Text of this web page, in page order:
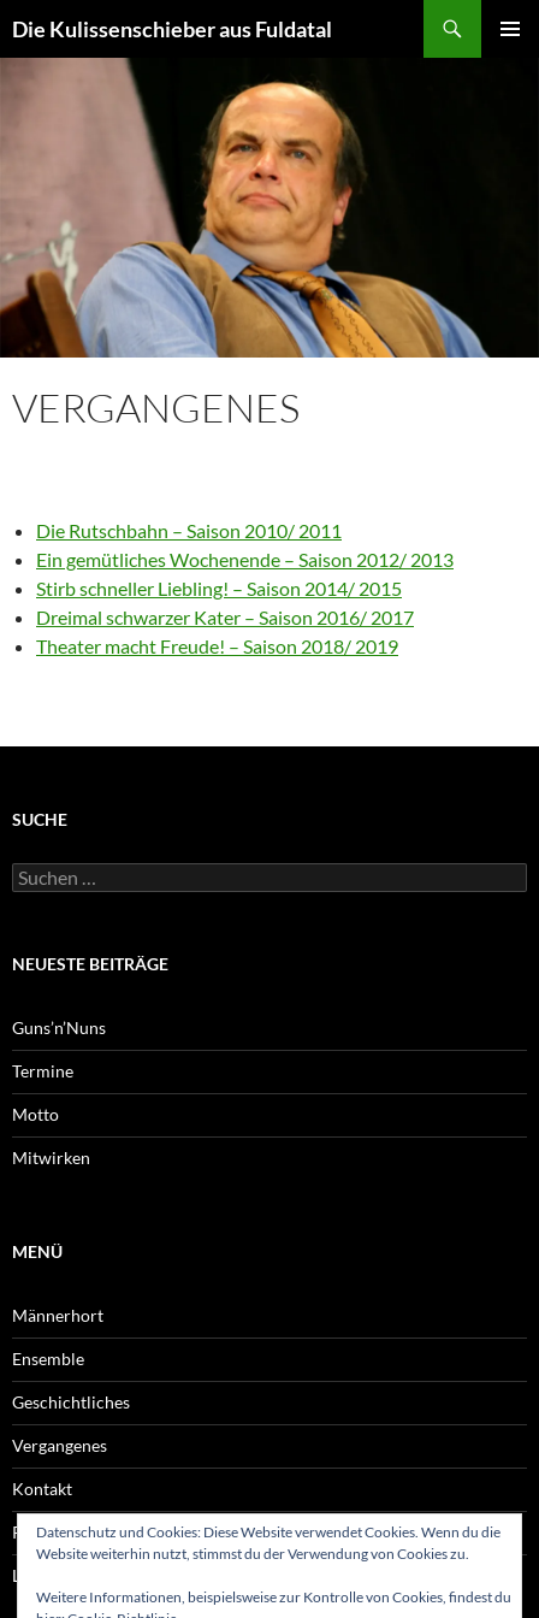
Inhalt
Die Kulissenschieber aus Fuldatal
VERGANGENES
Die Rutschbahn – Saison 2010/ 2011
Ein gemütliches Wochenende – Saison 2012/ 2013
Stirb schneller Liebling! – Saison 2014/ 2015
Dreimal schwarzer Kater – Saison 2016/ 2017
Theater macht Freude! – Saison 2018/ 2019
SUCHE
Suchen
nach:
NEUESTE BEITRÄGE
Guns’n’Nuns
Termine
Motto
Mitwirken
MENÜ
Männerhort
Ensemble
Geschichtliches
Vergangenes
Kontakt
Rechtliches
Links
Datenschutz und Cookies: Diese Website verwendet Cookies. Wenn du die
Website weiterhin nutzt, stimmst du der Verwendung von Cookies zu.
Weitere Informationen, beispielsweise zur Kontrolle von Cookies, findest du